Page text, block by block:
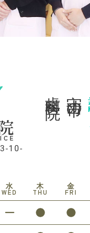
10-
守山市の
水
WED
木
THU
金
FRI